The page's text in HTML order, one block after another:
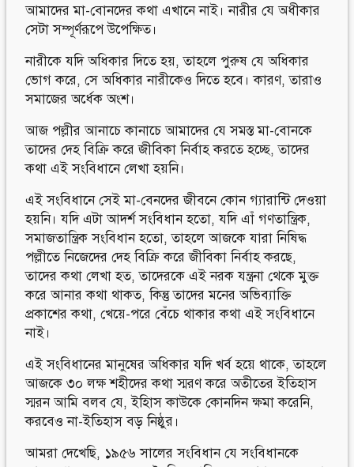
আমাদের মা-বোনদের কথা এখানে নাই। নারীর যে অধীকার
সেটা সম্পূর্ণরূপে উপেক্ষিত।
নারীকে যদি অধিকার দিতে হয়, তাহলে পুরুষ যে অধিকার
ভোগ করে, সে অধিকার নারীকেও দিতে হবে। কারণ, তারাও
সমাজের অর্ধেক অংশ।
আজ পল্লীর আনাচে কানাচে আমাদের যে সমস্ত মা-বোনকে
তাদের দেহ বিক্রি করে জীবিকা নির্বাহ করতে হচ্ছে, তাদের
কথা এই সংবিধানে লেখা হয়নি।
এই সংবিধানে সেই মা-বেনদের জীবনে কোন গ্যারান্টি দেওয়া
হয়নি। যদি এটা আদর্শ সংবিধান হতো, যদি এাঁ গণতান্ত্রিক,
সমাজতান্ত্রিক সংবিধান হতো, তাহলে আজকে যারা নিষিদ্ধ
পল্লীতে নিজেদের দেহ বিক্রি করে জীবিকা নির্বাহ করছে,
তাদের কথা লেখা হত, তাদেরকে এই নরক যন্ত্রনা থেকে মুক্ত
করে আনার কথা থাকত, কিন্তু তাদের মনের অভিব্যাক্তি
প্রকাশের কথা, খেয়ে-পরে বেঁচে থাকার কথা এই সংবিধানে
নাই।
এই সংবিধানের মানুষের অধিকার যদি খর্ব হয়ে থাকে, তাহলে
আজকে ৩০ লক্ষ শহীদের কথা স্মরণ করে অতীতের ইতিহাস
স্মরন আমি বলব যে, ইহিাস কাউকে কোনদিন ক্ষমা করেনি,
করবেও না-ইতিহাস বড় নিষ্ঠুর।
আমরা দেখেছি, ১৯৫৬ সালের সংবিধান যে সংবিধানকে